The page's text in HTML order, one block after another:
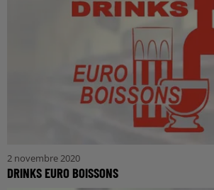
2 novembre 2020
DRINKS EURO BOISSONS